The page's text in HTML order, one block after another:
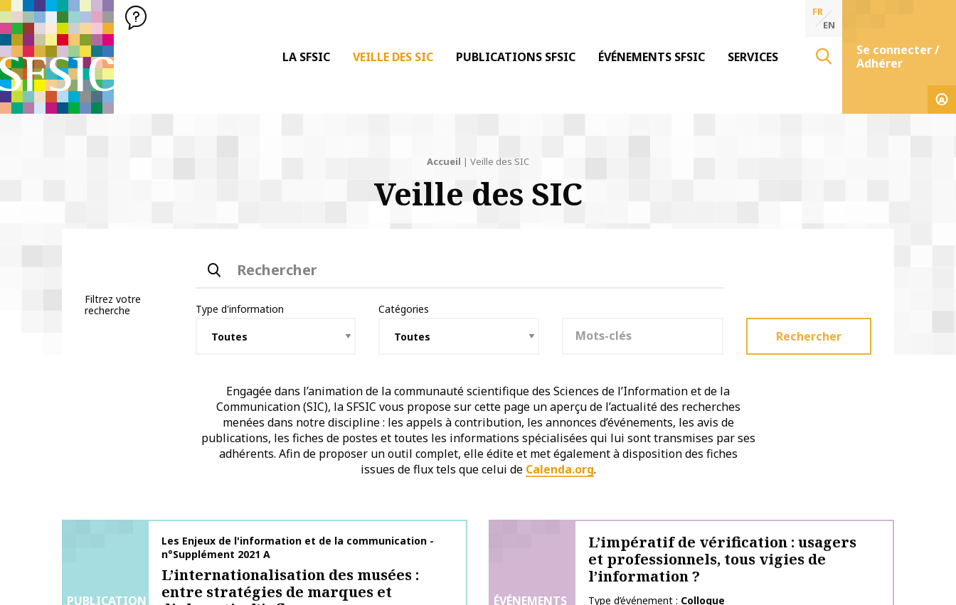
SFSIC SOCIÉTÉ FRANÇAISE DES SCIENCES DE L'INFORMATION & DE LA COMMUNICATION
Société Française des Sciences
de l'Information
LA SFSIC
VEILLE DES SIC PUBLICATIONS SFSIC ÉVÉNEMENTS SFSIC SERVICES
FR
EN
Se connecter /
Adhérer
Accueil | Veille des SIC
Veille des SIC
Filtrez votre
recherche
Rechercher
Type d'information
Catégories
Rechercher
Engagée dans l’animation de la communauté scientifique des Sciences de l’Information et de la
Communication (SIC), la SFSIC vous propose sur cette page un aperçu de l’actualité des recherches
menées dans notre discipline : les appels à contribution, les annonces d’événements, les avis de
publications, les fiches de postes et toutes les informations spécialisées qui lui sont transmises par ses
adhérents. Afin de proposer un outil complet, elle édite et met également à disposition des fiches
issues de flux tels que celui de Calenda.org.
PUBLICATIONS
Nom de la publication
Les Enjeux de l'information et de la communication -
n°Supplément 2021 A
L’internationalisation des musées :
entre stratégies de marques et
ÉVÉNEMENTS
L’impératif de vérification : usagers
et professionnels, tous vigies de
l’information ?
Type d’événement
Colloque